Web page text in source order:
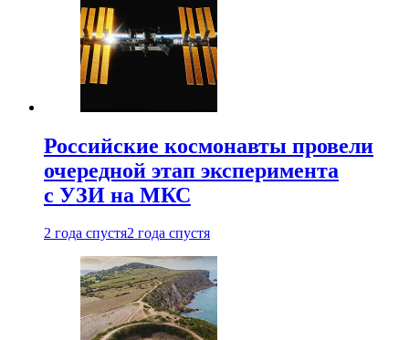
Российские космонавты провели
очередной этап эксперимента
с УЗИ на МКС
2 года спустя2 года спустя